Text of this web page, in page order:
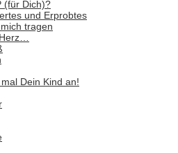
(für Dich)?
und Erprobtes
tragen
Dein Kind an!